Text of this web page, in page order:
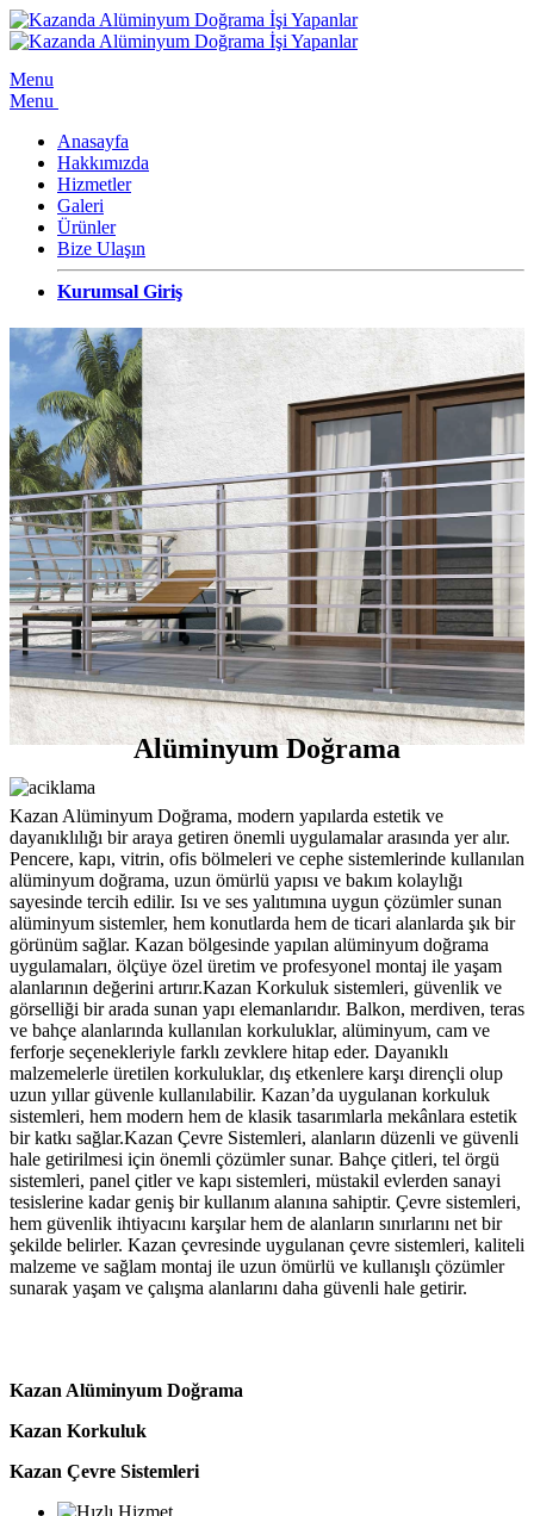
Menu
Menu
Anasayfa
Hakkımızda
Hizmetler
Galeri
Ürünler
Bize Ulaşın
Kurumsal Giriş
Alüminyum Doğrama
Kazan Alüminyum Doğrama, modern yapılarda estetik ve
dayanıklılığı bir araya getiren önemli uygulamalar arasında yer alır.
Pencere, kapı, vitrin, ofis bölmeleri ve cephe sistemlerinde kullanılan
alüminyum doğrama, uzun ömürlü yapısı ve bakım kolaylığı
sayesinde tercih edilir. Isı ve ses yalıtımına uygun çözümler sunan
alüminyum sistemler, hem konutlarda hem de ticari alanlarda şık bir
görünüm sağlar. Kazan bölgesinde yapılan alüminyum doğrama
uygulamaları, ölçüye özel üretim ve profesyonel montaj ile yaşam
alanlarının değerini artırır.Kazan Korkuluk sistemleri, güvenlik ve
görselliği bir arada sunan yapı elemanlarıdır. Balkon, merdiven, teras
ve bahçe alanlarında kullanılan korkuluklar, alüminyum, cam ve
ferforje seçenekleriyle farklı zevklere hitap eder. Dayanıklı
malzemelerle üretilen korkuluklar, dış etkenlere karşı dirençli olup
uzun yıllar güvenle kullanılabilir. Kazan’da uygulanan korkuluk
sistemleri, hem modern hem de klasik tasarımlarla mekânlara estetik
bir katkı sağlar.Kazan Çevre Sistemleri, alanların düzenli ve güvenli
hale getirilmesi için önemli çözümler sunar. Bahçe çitleri, tel örgü
sistemleri, panel çitler ve kapı sistemleri, müstakil evlerden sanayi
tesislerine kadar geniş bir kullanım alanına sahiptir. Çevre sistemleri,
hem güvenlik ihtiyacını karşılar hem de alanların sınırlarını net bir
şekilde belirler. Kazan çevresinde uygulanan çevre sistemleri, kaliteli
malzeme ve sağlam montaj ile uzun ömürlü ve kullanışlı çözümler
sunarak yaşam ve çalışma alanlarını daha güvenli hale getirir.
Kazan Alüminyum Doğrama
Kazan Korkuluk
Kazan Çevre Sistemleri